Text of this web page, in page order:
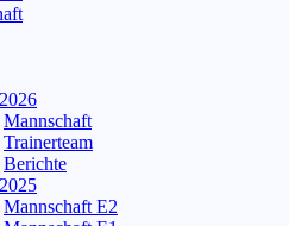
Mannschaft
Trainerteam
Berichte
Mannschaft E2